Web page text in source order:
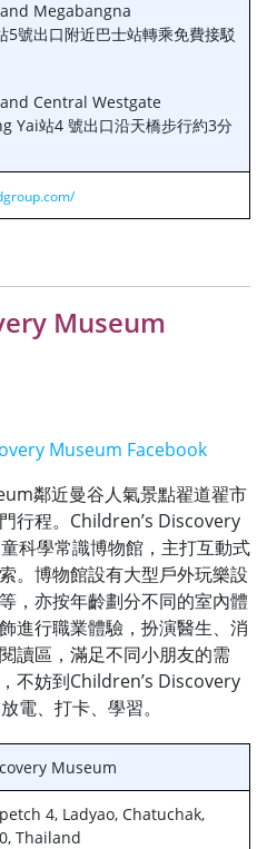
Megabangna
5號出口附近巴士站轉乘免費接駁
Central Westgate
Yai站4 號出口沿天橋步行約3分
Museum
Museum Facebook
鄰近曼谷人氣景點翟道翟市
行程。Children’s Discovery
科學常識博物館，主打互動式
。博物館設有大型戶外玩樂設
，亦按年齡劃分不同的室內體
進行職業體驗，扮演醫生、消
讀區，滿足不同小朋友的需
不妨到Children’s Discovery
電、打卡、學習。
Museum
4, Ladyao, Chatuchak,
Thailand